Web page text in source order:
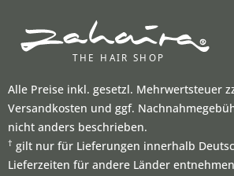
Alle Preise inkl. gesetzl. Mehrwertsteuer
Versandkosten und ggf.
nicht anders beschrieben.
† gilt nur für Lieferungen innerhalb
Lieferzeiten für andere Länder